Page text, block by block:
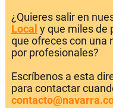
¿Quieres salir en
Local y que miles de
que ofreces con una
por profesionales?
Escríbenos a esta
para contactar